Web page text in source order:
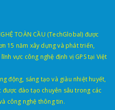
TOÀN CẦU (TechGlobal) được
15 năm xây dựng và phát triển,
vực công nghệ định vị GPS tại Việt
động, sáng tạo và giàu nhiệt huyết,
đào tạo chuyên sâu trong các
công nghệ thông tin.